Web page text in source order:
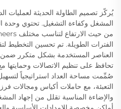
يُركّز تصميم الطاولة الحديثة لعمليات
المشغل وكفاءة التشغيل. تحتوي وحدة
الفترات الطويلة. تم تحسين التخطيط
العناصر المستخدمة بشكل متكرر ضمن
تحافظ على تنظيم الاتصالات
صُمِّمت مساحة العداد استراتيجياً
التعبئة، مع حاملات أكياس ومجالات
والإضاءة المناسبة تقلل من إجهاد